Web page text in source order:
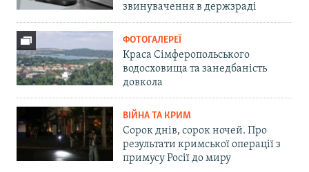
звинувачення в держзраді
ФОТОГАЛЕРЕЇ
Краса Сімферопольського
водосховища та занедбаність
довкола
ВІЙНА ТА КРИМ
Сорок днів, сорок ночей. Про
результати кримської операції з
примусу Росії до миру